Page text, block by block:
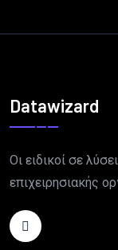
Datawizard
Οι ειδικοί σε
επιχειρησιακής